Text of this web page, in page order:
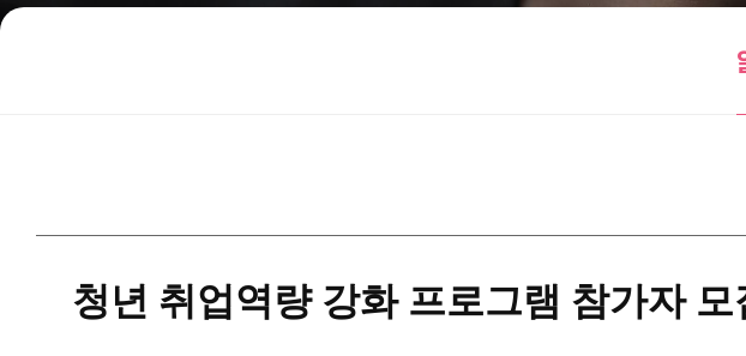
청년 취업역량 강화 프로그램 참가자 모